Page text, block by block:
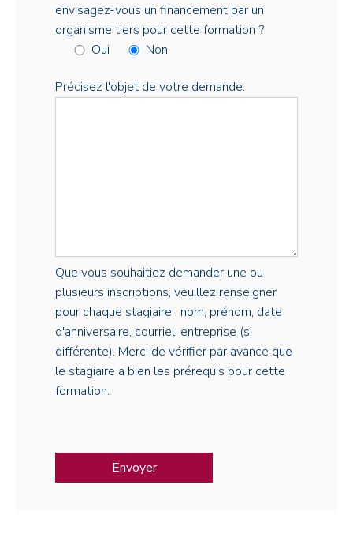
envisagez-vous un financement par un
organisme tiers pour cette formation ?
Oui
Non
Précisez l'objet de votre demande:
Que vous souhaitiez demander une ou
plusieurs inscriptions, veuillez renseigner
pour chaque stagiaire : nom, prénom, date
d'anniversaire, courriel, entreprise (si
différente). Merci de vérifier par avance que
le stagiaire a bien les prérequis pour cette
formation.